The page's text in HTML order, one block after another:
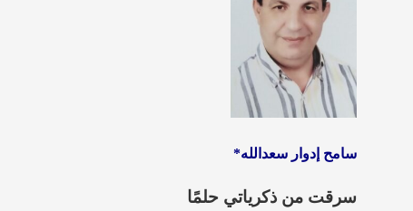
سامح إدوار سعدالله*
سرقت من ذكرياتي حلمًا